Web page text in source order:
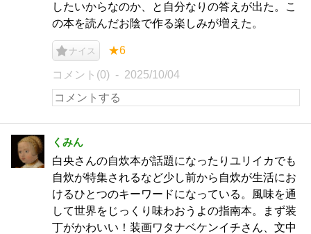
したいからなのか、と自分なりの答えが出た。こ
の本を読んだお陰で作る楽しみが増えた。
ナイス ★6
コメント(0) 2025/10/04
くみん
白央さんの自炊本が話題になったりユリイカでも
自炊が特集されるなど少し前から自炊が生活にお
けるひとつのキーワードになっている。風味を通
して世界をじっくり味わおうよの指南本。まず装
丁がかわいい！装画ワタナベケンイチさん、文中